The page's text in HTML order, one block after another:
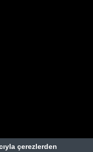
çerezlerden